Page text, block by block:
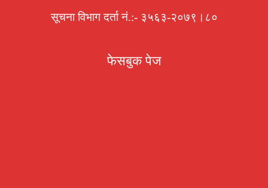
सूचना विभाग दर्ता नं.:- ३५६३-२०७९।८०
फेसबुक पेज